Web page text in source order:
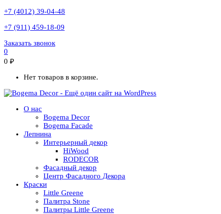
+7 (4012) 39-04-48
+7 (911) 459-18-09
Заказать звонок
0
0 ₽
Нет товаров в корзине.
О нас
Bogema Decor
Bogema Facade
Лепнина
Интерьерный декор
HiWood
RODECOR
Фасадный декор
Центр Фасадного Декора
Краски
Little Greene
Палитра Stone
Палитры Little Greene